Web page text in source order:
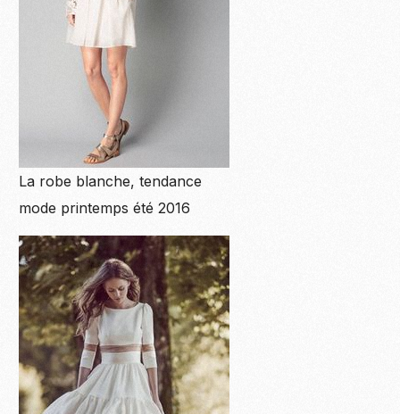
La robe blanche, tendance
mode printemps été 2016